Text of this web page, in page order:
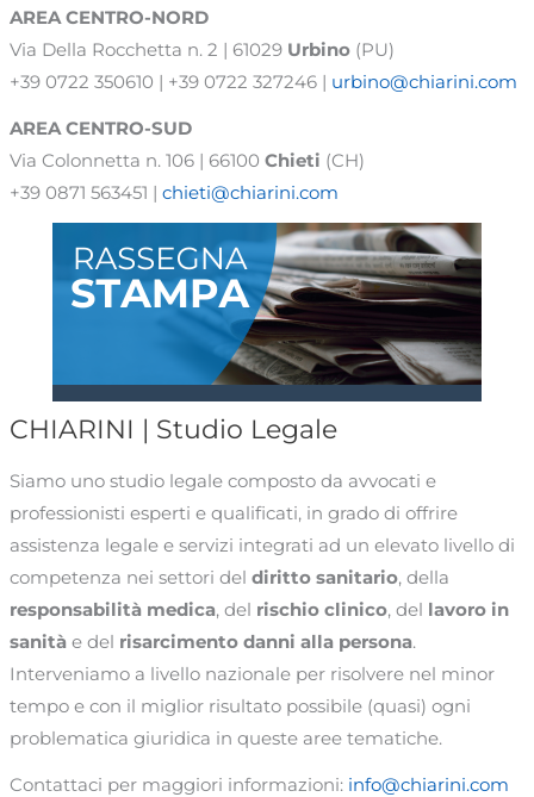
AREA CENTRO-NORD
Via Della Rocchetta n. 2 | 61029 Urbino (PU)
+39 0722 350610 | +39 0722 327246 | urbino@chiarini.com
AREA CENTRO-SUD
Via Colonnetta n. 106 | 66100 Chieti (CH)
+39 0871 563451 | chieti@chiarini.com
CHIARINI | Studio Legale
Siamo uno studio legale composto da avvocati e
professionisti esperti e qualificati, in grado di offrire
assistenza legale e servizi integrati ad un elevato livello di
competenza nei settori del diritto sanitario, della
responsabilità medica, del rischio clinico, del lavoro in
sanità e del risarcimento danni alla persona.
Interveniamo a livello nazionale per risolvere nel minor
tempo e con il miglior risultato possibile (quasi) ogni
problematica giuridica in queste aree tematiche.
Contattaci per maggiori informazioni: info@chiarini.com